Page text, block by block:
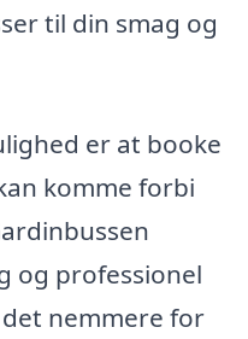
til din smag og
er at booke
komme forbi
og professionel
nemmere for